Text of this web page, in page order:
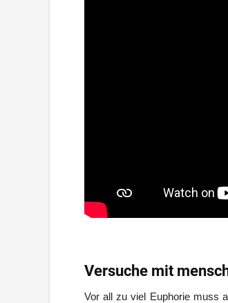
Versuche mit
Vor all zu viel Euphorie muss